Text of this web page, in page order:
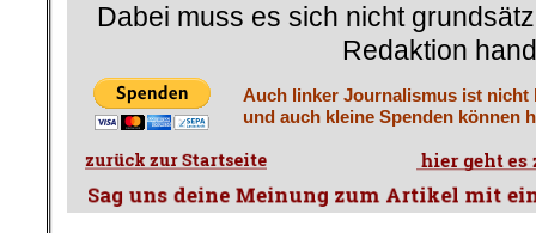
Dabei muss es sich nicht
Redaktion
Auch linker Journalismus ist nicht
und auch kleine Spenden können